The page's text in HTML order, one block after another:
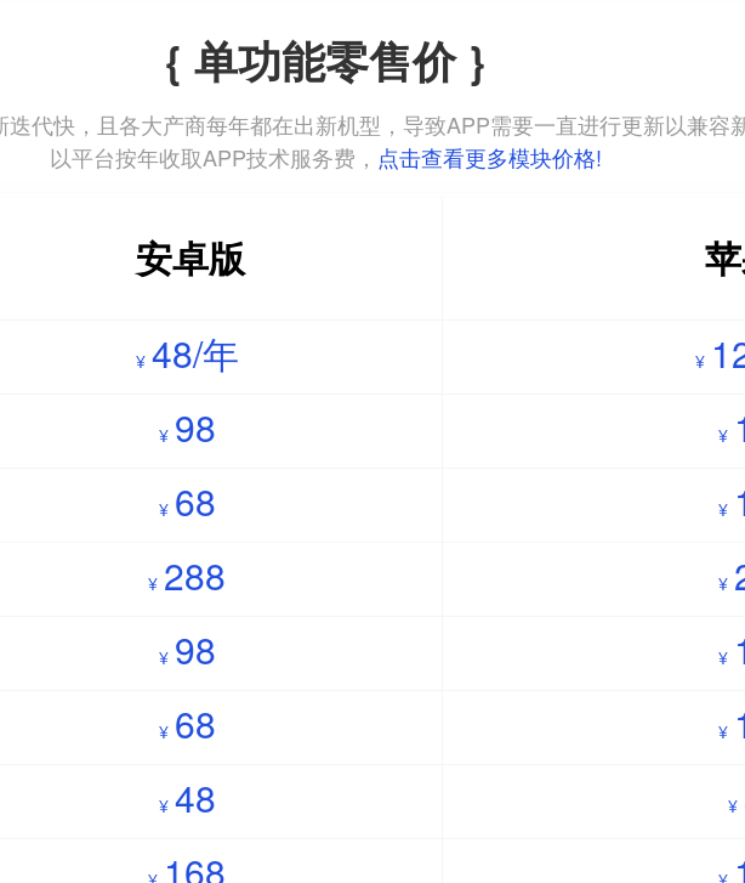
{ 单功能零售价 }
代快，且各大产商每年都在出新机型，导致APP需要一直进行更新以兼容
以平台按年收取APP技术服务费， 点击查看更多模块价格!
安卓版
¥ 48/年 ¥
¥ 98 ¥
¥ 68 ¥
¥ 288 ¥
¥ 98 ¥
¥ 68 ¥
¥ 48 ¥
168